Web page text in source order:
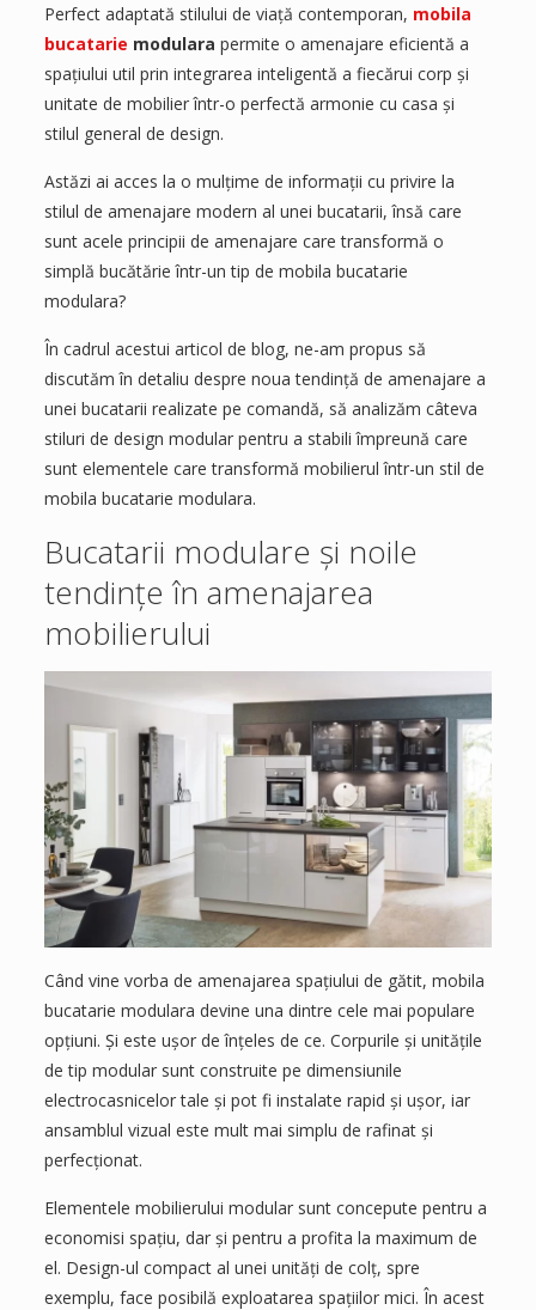
Perfect adaptată stilului de viață contemporan, mobila
bucatarie modulara permite o amenajare eficientă a
spațiului util prin integrarea inteligentă a fiecărui corp și
unitate de mobilier într-o perfectă armonie cu casa și
stilul general de design.
Astăzi ai acces la o mulțime de informații cu privire la
stilul de amenajare modern al unei bucatarii, însă care
sunt acele principii de amenajare care transformă o
simplă bucătărie într-un tip de mobila bucatarie
modulara?
În cadrul acestui articol de blog, ne-am propus să
discutăm în detaliu despre noua tendință de amenajare a
unei bucatarii realizate pe comandă, să analizăm câteva
stiluri de design modular pentru a stabili împreună care
sunt elementele care transformă mobilierul într-un stil de
mobila bucatarie modulara.
Bucatarii modulare și noile
tendințe în amenajarea
mobilierului
Când vine vorba de amenajarea spațiului de gătit, mobila
bucatarie modulara devine una dintre cele mai populare
opțiuni. Și este ușor de înțeles de ce. Corpurile și unitățile
de tip modular sunt construite pe dimensiunile
electrocasnicelor tale și pot fi instalate rapid și ușor, iar
ansamblul vizual este mult mai simplu de rafinat și
perfecționat.
Elementele mobilierului modular sunt concepute pentru a
economisi spațiu, dar și pentru a profita la maximum de
el. Design-ul compact al unei unități de colț, spre
exemplu, face posibilă exploatarea spațiilor mici. În acest